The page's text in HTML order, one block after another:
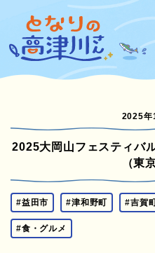
2025年
2025大岡山フェスティバ
（東
#益田市 #津和野町 #吉賀
#食・グルメ